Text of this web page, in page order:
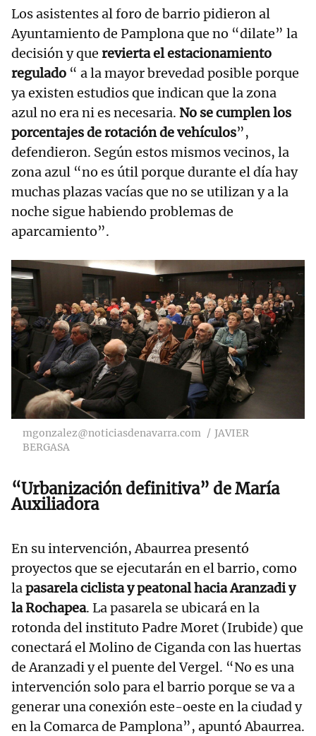
Los asistentes al foro de barrio pidieron al
Ayuntamiento de Pamplona que no “dilate” la
decisión y que revierta el estacionamiento
regulado “ a la mayor brevedad posible porque
ya existen estudios que indican que la zona
azul no era ni es necesaria. No se cumplen los
porcentajes de rotación de vehículos”,
defendieron. Según estos mismos vecinos, la
zona azul “no es útil porque durante el día hay
muchas plazas vacías que no se utilizan y a la
noche sigue habiendo problemas de
aparcamiento”.
mgonzalez@noticiasdenavarra.com
JAVIER
BERGASA
“Urbanización definitiva” de María
Auxiliadora
En su intervención, Abaurrea presentó
proyectos que se ejecutarán en el barrio, como
lapasarela ciclista y peatonal hacia Aranzadi y
la Rochapea. La pasarela se ubicará en la
rotonda del instituto Padre Moret (Irubide) que
conectará el Molino de Ciganda con las huertas
de Aranzadi y el puente del Vergel. “No es una
intervención solo para el barrio porque se va a
generar una conexión este-oeste en la ciudad y
en la Comarca de Pamplona”, apuntó Abaurrea.